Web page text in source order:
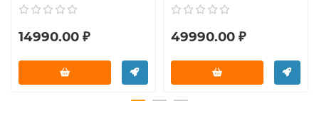
14990.00 ₽ 49990.00 ₽